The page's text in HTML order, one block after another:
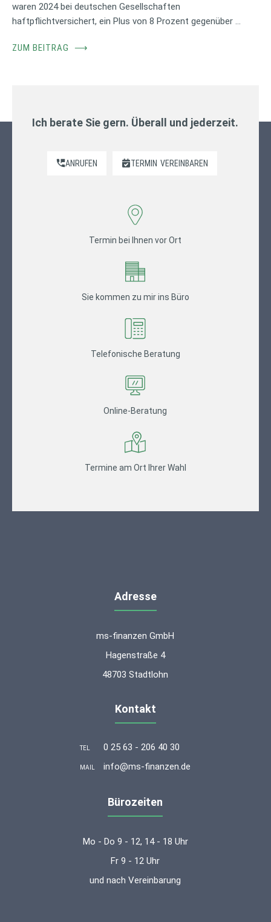
waren 2024 bei deutschen Gesellschaften
haftpflichtversichert, ein Plus von 8 Prozent gegenüber …
ZUM BEITRAG ⟶
Ich berate Sie gern. Überall und jederzeit.
ANRUFEN TERMIN VEREINBAREN
Termin bei Ihnen vor Ort
Sie kommen zu mir ins Büro
Telefonische Beratung
Online-Beratung
Termine am Ort Ihrer Wahl
Adresse
ms-finanzen GmbH
Hagenstraße 4
48703 Stadtlohn
Kontakt
TEL 0 25 63 - 206 40 30
MAIL info@ms-finanzen.de
Bürozeiten
Mo - Do 9 - 12, 14 - 18 Uhr
Fr 9 - 12 Uhr
und nach Vereinbarung